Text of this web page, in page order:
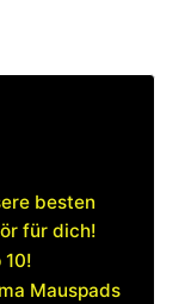
besten
für dich!
10!
Mauspads